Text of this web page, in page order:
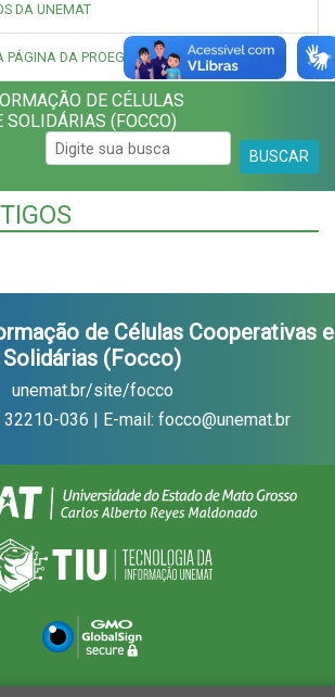
DA UNEMAT
DA PROEG
DE CÉLULAS
SOLIDÁRIAS (FOCCO)
BUSCAR
de Células Cooperativas e
Solidárias (Focco)
unemat.br/site/focco
036 | E-mail: focco@unemat.br